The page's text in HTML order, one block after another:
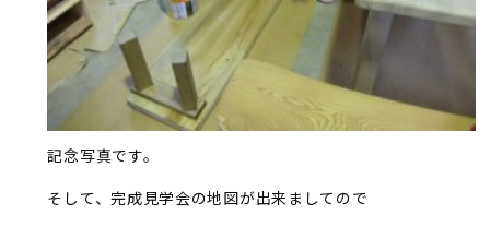
記念写真です。
そして、完成見学会の地図が出来ましてので